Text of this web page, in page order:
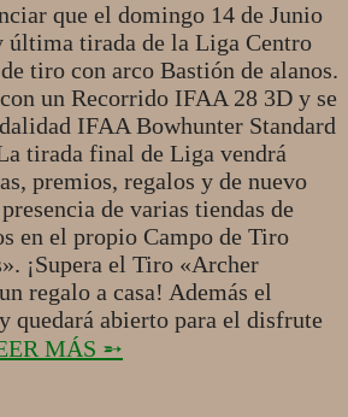
que el domingo 14 de Junio
última tirada de la Liga Centro
tiro con arco Bastión de alanos.
un Recorrido IFAA 28 3D y se
IFAA Bowhunter Standard
tirada final de Liga vendrá
premios, regalos y de nuevo
de varias tiendas de
en el propio Campo de Tiro
¡Supera el Tiro «Archer
regalo a casa! Además el
quedará abierto para el disfrute
MÁS ➵